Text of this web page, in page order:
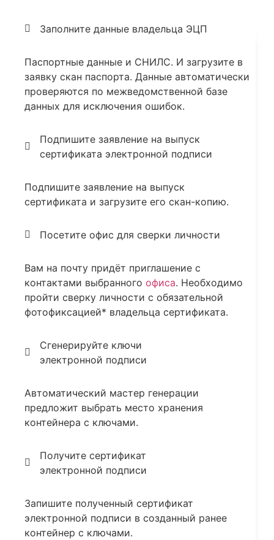
Заполните данные владельца ЭЦП
Паспортные данные и СНИЛС. И загрузите в
заявку скан паспорта. Данные автоматически
проверяются по межведомственной базе
данных для исключения ошибок.
Подпишите заявление на выпуск
сертификата электронной подписи
Подпишите заявление на выпуск
сертификата и загрузите его скан-копию.
Посетите офис для сверки личности
Вам на почту придёт приглашение с
контактами выбранного офиса. Необходимо
пройти сверку личности с обязательной
фотофиксацией* владельца сертификата.
Сгенерируйте ключи
электронной подписи
Автоматический мастер генерации
предложит выбрать место хранения
контейнера с ключами.
Получите сертификат
электронной подписи
Запишите полученный сертификат
электронной подписи в созданный ранее
контейнер с ключами.